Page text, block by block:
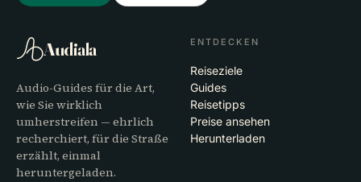
Audiala
Audio-Guides für die Art,
wie Sie wirklich
umherstreifen — ehrlich
recherchiert, für die Straße
erzählt, einmal
heruntergeladen.
ENTDECKEN
Reiseziele
Guides
Reisetipps
Preise ansehen
Herunterladen